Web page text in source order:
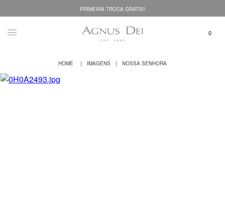
PRIMEIRA TROCA GRÁTIS!
IMAGENS NOSSA SENHORA